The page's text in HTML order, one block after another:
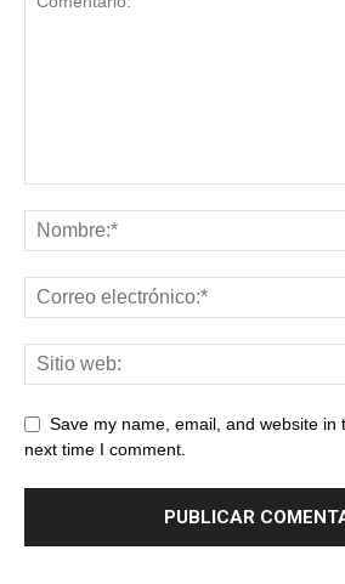
Save my name, email, and website in
next time I comment.